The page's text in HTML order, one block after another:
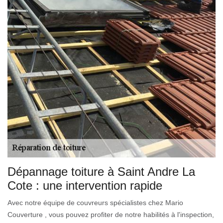
Dépannage toiture à Saint Andre La
Cote : une intervention rapide
Avec notre équipe de couvreurs spécialistes chez Mario
Couverture , vous pouvez profiter de notre habilités à l'inspection,